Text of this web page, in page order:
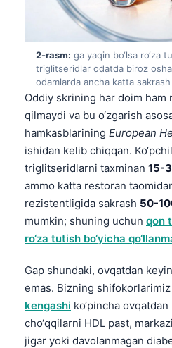
2-rasm: ga yaqin bo‘lsa ro‘za
triglitseridlar odatda biroz
odamlarda ancha katta
Oddiy skrining har doim ham
qilmaydi va bu o‘zgarish
hamkasblarining European
ishidan kelib chiqqan.
triglitseridlarni taxminan 15-
ammo katta restoran
rezistentligida sakrash 50-
mumkin; shuning uchun qon
ro‘za tutish bo‘yicha
Gap shundaki, ovqatdan
emas. Bizning shifokorlarimiz
kengashi ko‘pincha
cho‘qqilarni HDL past,
jigar yoki davolanmagan